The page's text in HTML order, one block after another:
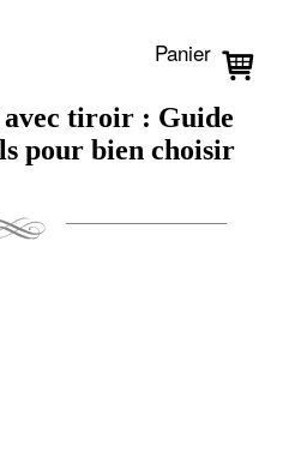
Panier
tiroir : Guide
pour bien choisir